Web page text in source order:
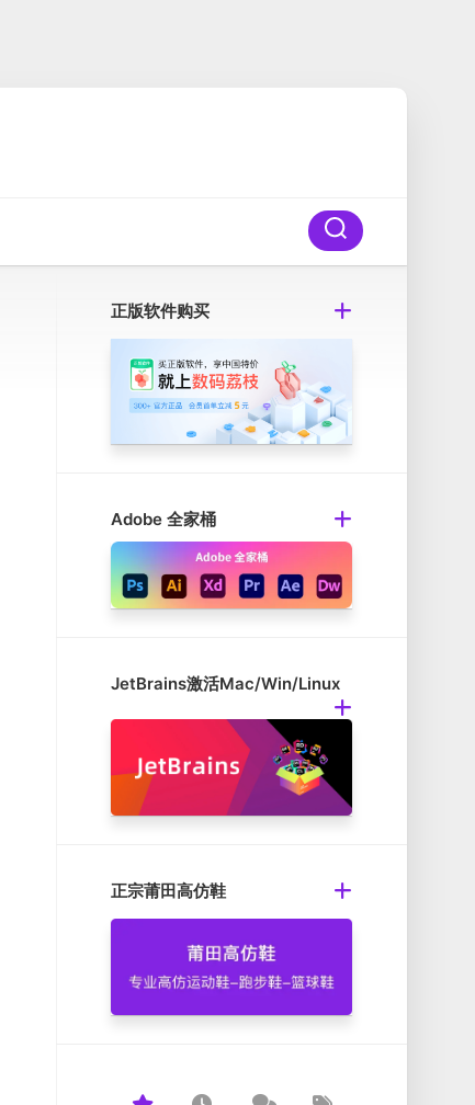
正版软件购买
Adobe 全家桶
JetBrains激活Mac/Win/Linux
正宗莆田高仿鞋